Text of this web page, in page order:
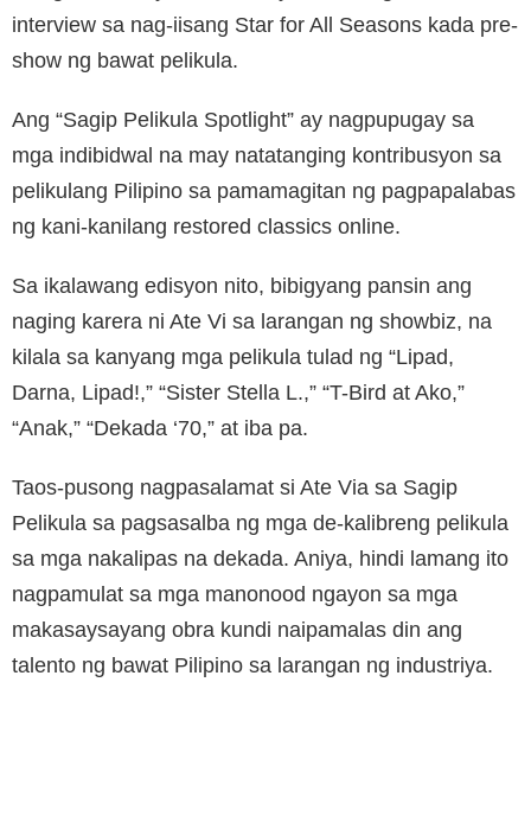
interview sa nag-iisang Star for All Seasons kada pre-
show ng bawat pelikula.
Ang “Sagip Pelikula Spotlight” ay nagpupugay sa
mga indibidwal na may natatanging kontribusyon sa
pelikulang Pilipino sa pamamagitan ng pagpapalabas
ng kani-kanilang restored classics online.
Sa ikalawang edisyon nito, bibigyang pansin ang
naging karera ni Ate Vi sa larangan ng showbiz, na
kilala sa kanyang mga pelikula tulad ng “Lipad,
Darna, Lipad!,” “Sister Stella L.,” “T-Bird at Ako,”
“Anak,” “Dekada ‘70,” at iba pa.
Taos-pusong nagpasalamat si Ate Via sa Sagip
Pelikula sa pagsasalba ng mga de-kalibreng pelikula
sa mga nakalipas na dekada. Aniya, hindi lamang ito
nagpamulat sa mga manonood ngayon sa mga
makasaysayang obra kundi naipamalas din ang
talento ng bawat Pilipino sa larangan ng industriya.